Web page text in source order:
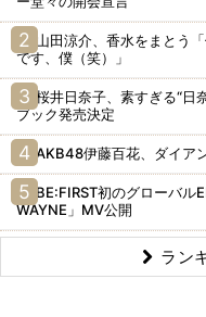
山田涼介、香水をまとう「
です、僕（笑）」
桜井日奈子、素すぎる“日
ブック発売決定
AKB48伊藤百花、ダイア
BE:FIRST初のグローバル
WAYNE」MV公開
ラン